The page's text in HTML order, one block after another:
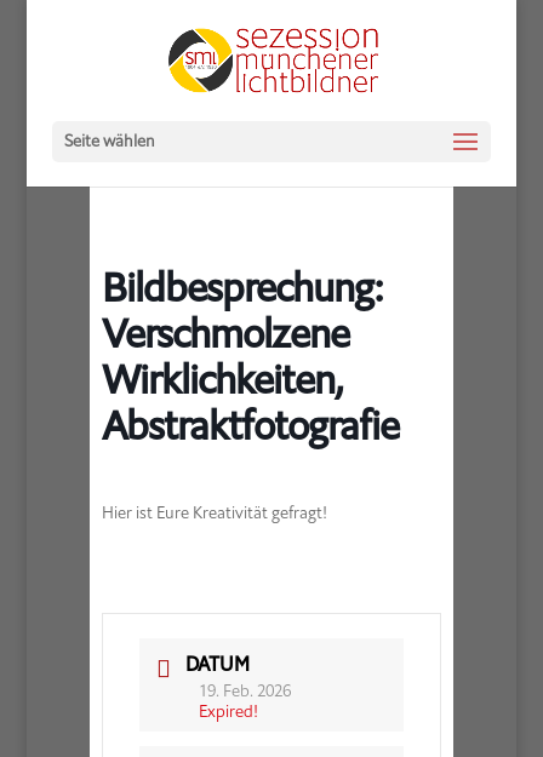
Seite wählen
Bildbesprechung:
Verschmolzene
Wirklichkeiten,
Abstraktfotografie
Hier ist Eure Kreativität gefragt!
DATUM
19. Feb. 2026
Expired!